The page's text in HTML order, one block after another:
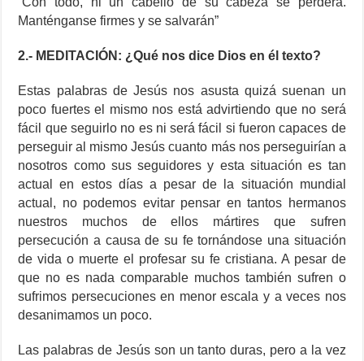
Manténganse firmes y se salvarán”
2.- MEDITACIÓN: ¿Qué nos dice Dios en él texto?
Estas palabras de Jesús nos asusta quizá suenan un
poco fuertes el mismo nos está advirtiendo que no será
fácil que seguirlo no es ni será fácil si fueron capaces de
perseguir al mismo Jesús cuanto más nos perseguirían a
nosotros como sus seguidores y esta situación es tan
actual en estos días a pesar de la situación mundial
actual, no podemos evitar pensar en tantos hermanos
nuestros muchos de ellos mártires que sufren
persecución a causa de su fe tornándose una situación
de vida o muerte el profesar su fe cristiana. A pesar de
que no es nada comparable muchos también sufren o
sufrimos persecuciones en menor escala y a veces nos
desanimamos un poco.
Las palabras de Jesús son un tanto duras, pero a la vez